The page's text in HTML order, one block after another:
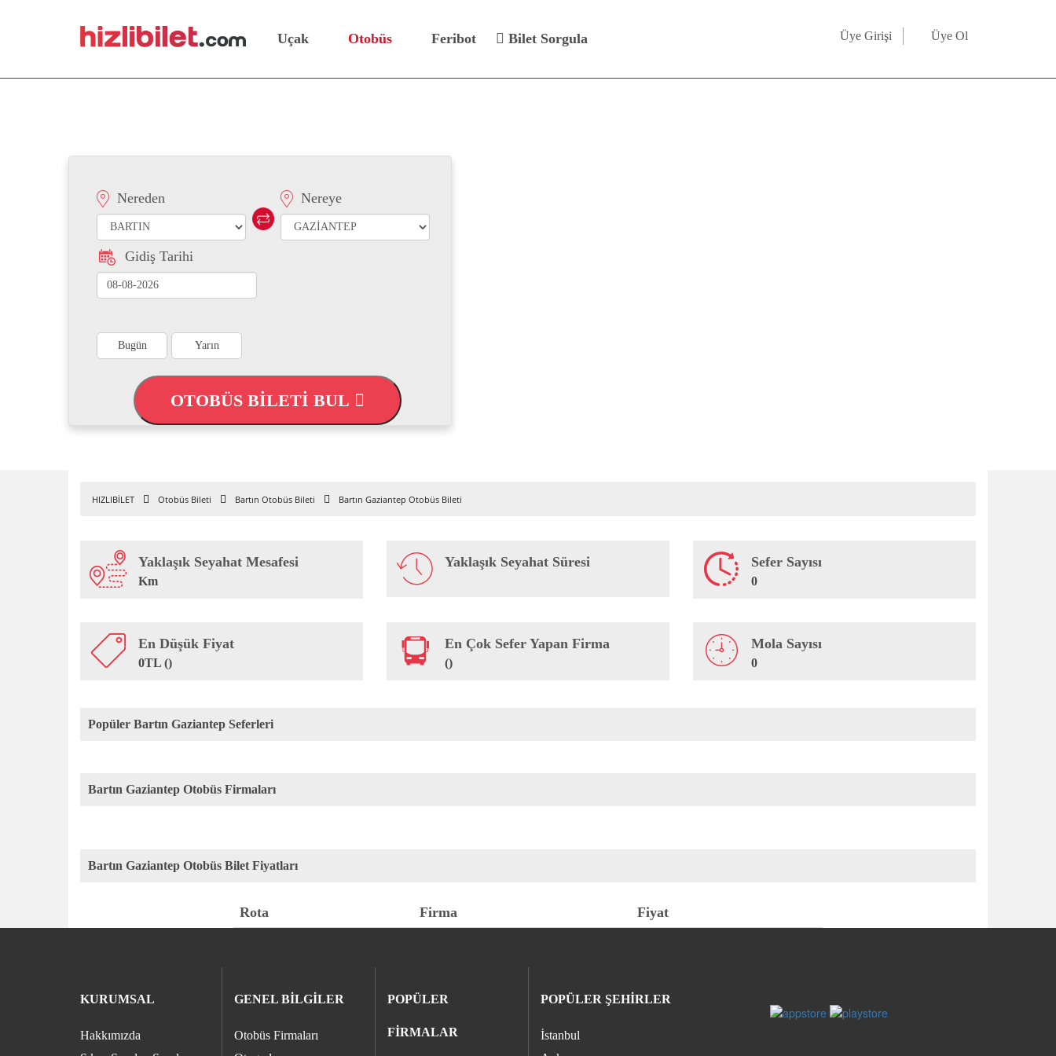
Uçak Otobüs Feribot Bilet Sorgula Üye Girişi Üye Ol
Nereden Nereye
Gidiş Tarihi
Bugün Yarın
OTOBÜS BİLETİ BUL
HIZLIBİLET Otobüs Bileti Bartın Otobüs Bileti Bartın Gaziantep Otobüs Bileti
Yaklaşık Seyahat Mesafesi
Km
Yaklaşık Seyahat Süresi Sefer Sayısı
0
En Düşük Fiyat
0TL ()
En Çok Sefer Yapan Firma
()
Mola Sayısı
0
Popüler Bartın Gaziantep Seferleri
Bartın Gaziantep Otobüs Firmaları
Bartın Gaziantep Otobüs Bilet Fiyatları
Rota Firma Fiyat
KURUMSAL
Hakkımızda
GENEL BİLGİLER
Otobüs Firmaları
POPÜLER
FİRMALAR
POPÜLER ŞEHİRLER
İstanbul